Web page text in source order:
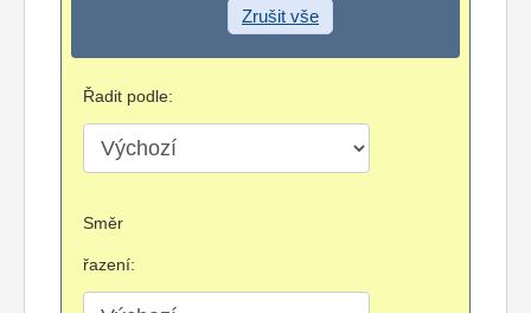
Zrušit vše
Řadit podle:
Směr
řazení: